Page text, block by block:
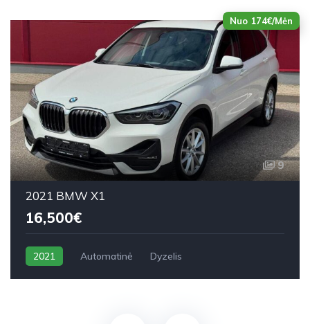
Nuo 174€/Mėn
9
2021 BMW X1
16,500€
2021 Automatinė Dyzelis